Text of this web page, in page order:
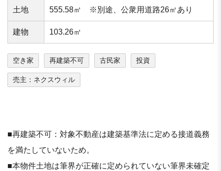
⼟地 555.58㎡ ※別途、公衆用道路26㎡あり
建物 103.26㎡
空き家 再建築不可 古民家 投資
売主：ネクスウィル
■再建築不可：対象不動産は建築基準法に定める接道義務
を満たしていないため。
■本物件⼟地は筆界が正確に定められていない筆界未確定